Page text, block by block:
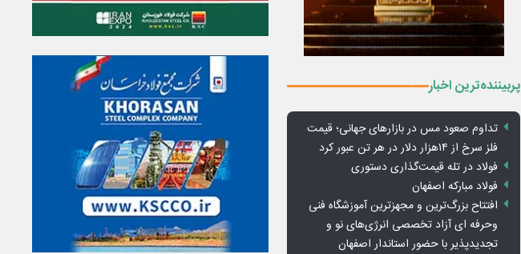
پربیننده‌ترین اخبار
تداوم صعود مس در بازارهای جهانی؛ قیمت
فلز سرخ از ۱۴هزار دلار در هر تن عبور کرد
فولاد در تله قیمت‌گذاری دستوری
فولاد مبارکه اصفهان
افتتاح بزرگ‌ترین و مجهزترین آموزشگاه فنی
وحرفه ای آزاد تخصصی انرژی‌های نو و
تجدیدپذیر با حضور استاندار اصفهان